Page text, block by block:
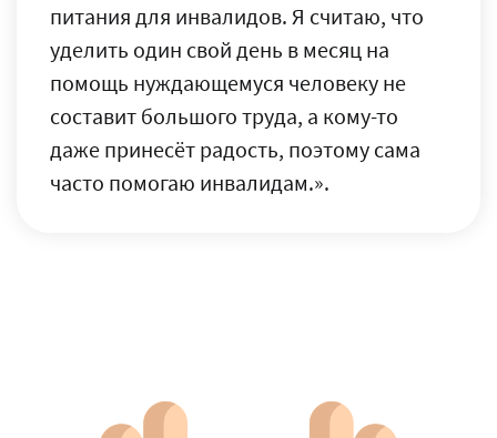
питания для инвалидов. Я считаю, что
уделить один свой день в месяц на
помощь нуждающемуся человеку не
составит большого труда, а кому-то
даже принесёт радость, поэтому сама
часто помогаю инвалидам.».